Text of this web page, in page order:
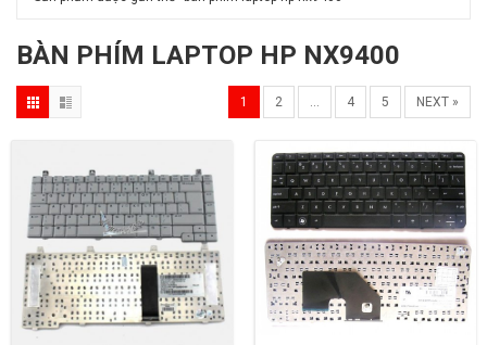
BÀN PHÍM LAPTOP HP NX9400
1 2 … 4 5 NEXT »